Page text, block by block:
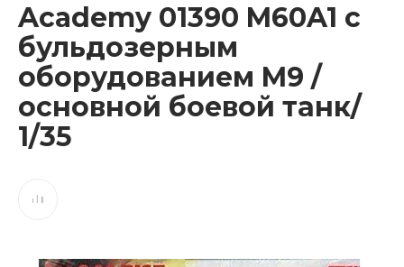
Academy 01390 M60A1 с
бульдозерным
оборудованием M9 /
основной боевой танк/
1/35